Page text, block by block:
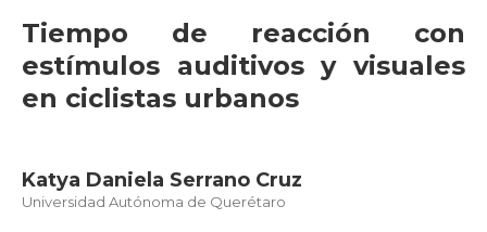
Tiempo de reacción con
estímulos auditivos y visuales
en ciclistas urbanos
Katya Daniela Serrano Cruz
Universidad Autónoma de Querétaro